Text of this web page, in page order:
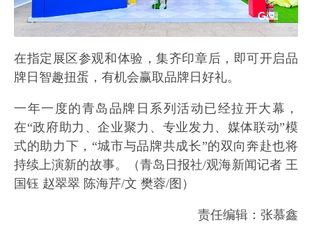
在指定展区参观和体验，集齐印章后，即可开启品
牌日智趣扭蛋，有机会赢取品牌日好礼。
一年一度的青岛品牌日系列活动已经拉开大幕，
在“政府助力、企业聚力、专业发力、媒体联动”模
式的助力下，“城市与品牌共成长”的双向奔赴也将
持续上演新的故事。（青岛日报社/观海新闻记者 王
国钰 赵翠翠 陈海芹/文 樊蓉/图）
责任编辑：张慕鑫